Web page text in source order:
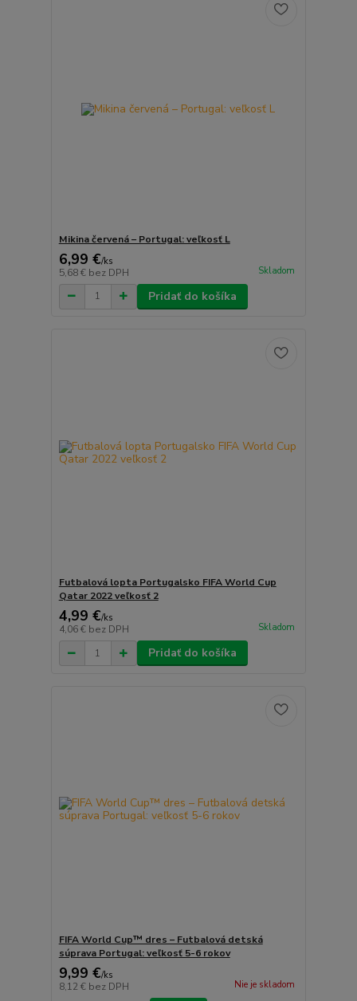
Mikina červená – Portugal: veľkosť L
6,99 €/ks
5,68 € bez DPH Skladom
Pridať do košíka
Futbalová lopta Portugalsko FIFA World Cup
Qatar 2022 veľkosť 2
4,99 €/ks
4,06 € bez DPH Skladom
Pridať do košíka
FIFA World Cup™ dres – Futbalová detská
súprava Portugal: veľkosť 5-6 rokov
9,99 €/ks
8,12 € bez DPH Nie je skladom